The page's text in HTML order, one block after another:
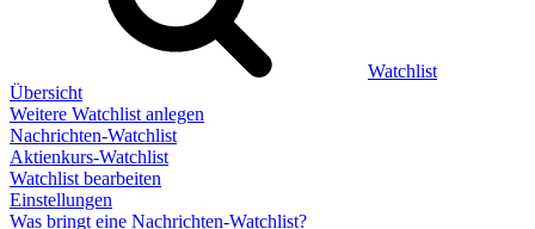
Watchlist
Übersicht
Weitere Watchlist anlegen
Nachrichten-Watchlist
Aktienkurs-Watchlist
Watchlist bearbeiten
Einstellungen
Was bringt eine Nachrichten-Watchlist?